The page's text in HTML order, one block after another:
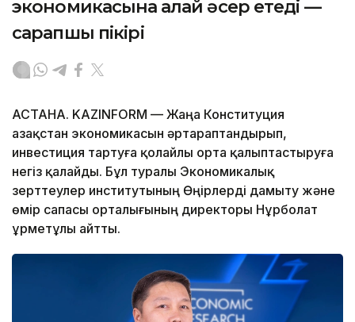
экономикасына қалай әсер етеді —
сарапшы пікірі
АСТАНА. KAZINFORM — Жаңа Конституция
Қазақстан экономикасын әртараптандырып,
инвестиция тартуға қолайлы орта қалыптастыруға
негіз қалайды. Бұл туралы Экономикалық
зерттеулер институтының Өңірлерді дамыту және
өмір сапасы орталығының директоры Нұрболат
Құрметұлы айтты.